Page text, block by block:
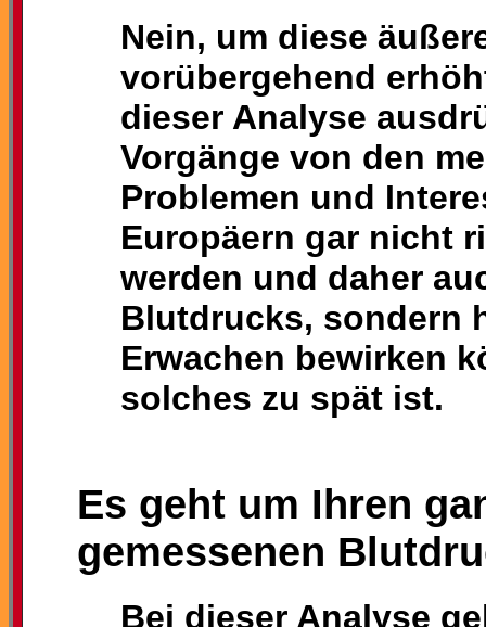
Nein, um diese
vorübergehend
dieser Analyse
Vorgänge von den
Problemen und
Europäern gar nicht
werden und daher
Blutdrucks, sondern
Erwachen bewirken
solches zu spät ist.
Es geht um Ihren
gemessenen
Bei dieser Analyse